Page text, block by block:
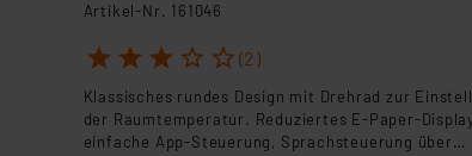
Artikel-Nr. 161046
1 2 3 4 5 (2)
Klassisches rundes Design mit Drehrad zur
der Raumtemperatur. Reduziertes E-Paper-
einfache App-Steuerung, Sprachsteuerung über